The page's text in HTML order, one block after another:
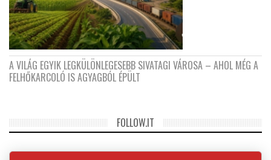
A VILÁG EGYIK LEGKÜLÖNLEGESEBB SIVATAGI VÁROSA – AHOL MÉG A
FELHŐKARCOLÓ IS AGYAGBÓL ÉPÜLT
FOLLOW.IT